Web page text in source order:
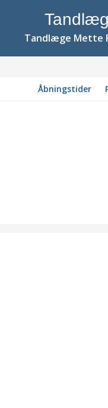
Tandlæge Mette
Åbningstider